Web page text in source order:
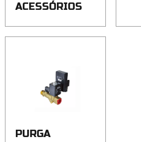
ACESSÓRIOS
PURGA